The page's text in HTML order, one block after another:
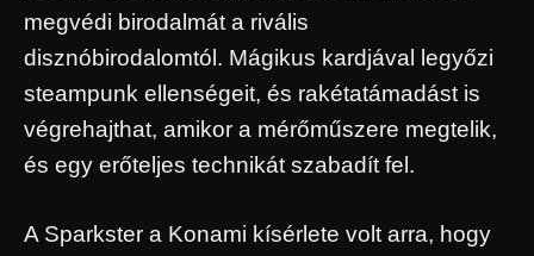
megvédi birodalmát a rivális
disznóbirodalomtól. Mágikus kardjával legyőzi
steampunk ellenségeit, és rakétatámadást is
végrehajthat, amikor a mérőműszere megtelik,
és egy erőteljes technikát szabadít fel.
A Sparkster a Konami kísérlete volt arra, hogy